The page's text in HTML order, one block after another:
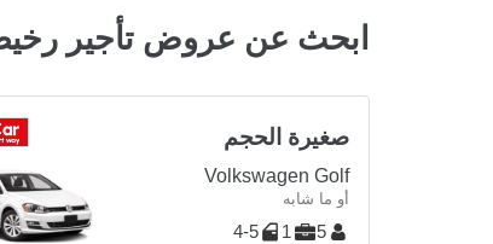
ابحث عن عروض تأجير
صغيرة الحجم
Volkswagen Golf
أو ما شابه
5
1
4-5